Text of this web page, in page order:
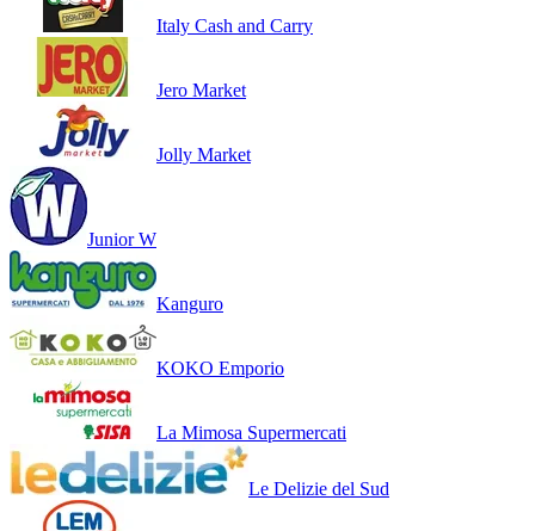
Italy Cash and Carry
Jero Market
Jolly Market
Junior W
Kanguro
KOKO Emporio
La Mimosa Supermercati
Le Delizie del Sud